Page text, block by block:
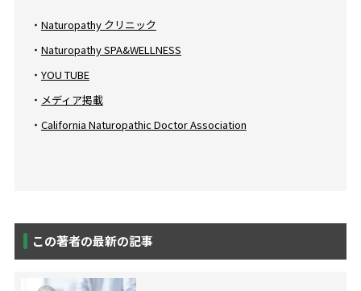
・ Naturopathy クリニック
・ Naturopathy SPA&WELLNESS
・ YOU TUBE
・ メディア掲載
・ California Naturopathic Doctor Association
この著者の最新の記事